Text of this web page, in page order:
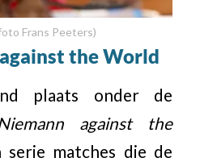
Frans Peeters)
the World
plaats onder de
against the
serie matches die de